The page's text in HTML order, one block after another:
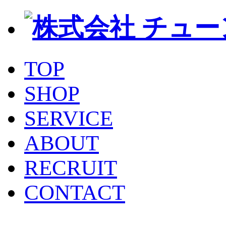
TOP
SHOP
SERVICE
ABOUT
RECRUIT
CONTACT